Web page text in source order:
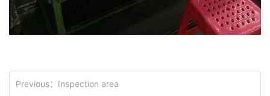
Previous： Inspection area